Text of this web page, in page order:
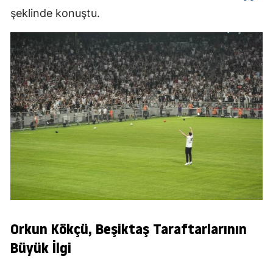
şeklinde konuştu.
Orkun Kökçü, Beşiktaş Taraftarlarının
Büyük İlgi